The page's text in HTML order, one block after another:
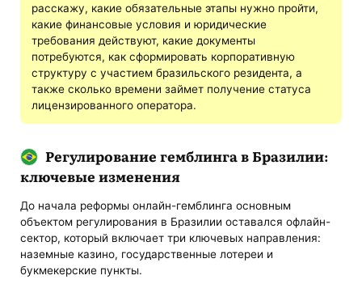
расскажу, какие обязательные этапы нужно пройти,
какие финансовые условия и юридические
требования действуют, какие документы
потребуются, как сформировать корпоративную
структуру с участием бразильского резидента, а
также сколько времени займет получение статуса
лицензированного оператора.
Регулирование гемблинга в Бразилии:
ключевые изменения
До начала реформы онлайн-гемблинга основным
объектом регулирования в Бразилии оставался офлайн-
сектор, который включает три ключевых направления:
наземные казино, государственные лотереи и
букмекерские пункты.